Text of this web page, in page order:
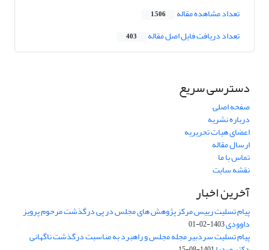
تعداد مشاهده مقاله 1,506
تعداد دریافت فایل اصل مقاله 403
دسترسی سریع
صفحه اصلی
درباره نشریه
اعضای هیات تحریریه
ارسال مقاله
تماس با ما
نقشه سایت
آخرین اخبار
پیام تسلیت رییس مرکز پژوهش های مجلس در پی درگذشت مرحوم پرویز
داوودی1403-02-01
پیام تسلیت سردبیر مجله مجلس و راهبرد به مناسبت درگذشت ناگهانی